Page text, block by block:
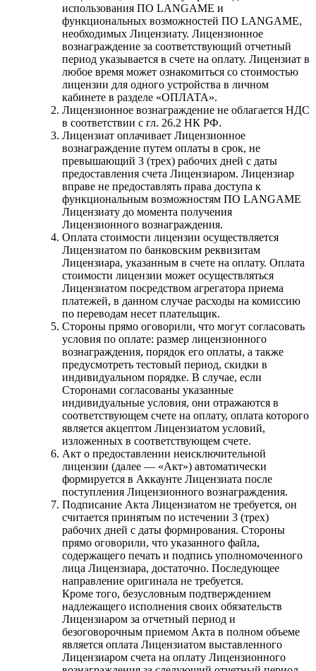
использования ПО LANGAME и
функциональных возможностей ПО LANGAME,
необходимых Лицензиату. Лицензионное
вознаграждение за соответствующий отчетный
период указывается в счете на оплату. Лицензиат в
любое время может ознакомиться со стоимостью
лицензии для одного устройства в личном
кабинете в разделе «ОПЛАТА».
Лицензионное вознаграждение не облагается НДС
в соответствии с гл. 26.2 НК РФ.
Лицензиат оплачивает Лицензионное
вознаграждение путем оплаты в срок, не
превышающий 3 (трех) рабочих дней с даты
предоставления счета Лицензиаром. Лицензиар
вправе не предоставлять права доступа к
функциональным возможностям ПО LANGAME
Лицензиату до момента получения
Лицензионного вознаграждения.
Оплата стоимости лицензии осуществляется
Лицензиатом по банковским реквизитам
Лицензиара, указанным в счете на оплату. Оплата
стоимости лицензии может осуществляться
Лицензиатом посредством агрегатора приема
платежей, в данном случае расходы на комиссию
по переводам несет плательщик.
Стороны прямо оговорили, что могут согласовать
условия по оплате: размер лицензионного
вознаграждения, порядок его оплаты, а также
предусмотреть тестовый период, скидки в
индивидуальном порядке. В случае, если
Сторонами согласованы указанные
индивидуальные условия, они отражаются в
соответствующем счете на оплату, оплата которого
является акцептом Лицензиатом условий,
изложенных в соответствующем счете.
Акт о предоставлении неисключительной
лицензии (далее — «Акт») автоматически
формируется в Аккаунте Лицензиата после
поступления Лицензионного вознаграждения.
Подписание Акта Лицензиатом не требуется, он
считается принятым по истечении 3 (трех)
рабочих дней с даты формирования. Стороны
прямо оговорили, что указанного файла,
содержащего печать и подпись уполномоченного
лица Лицензиара, достаточно. Последующее
направление оригинала не требуется.
Кроме того, безусловным подтверждением
надлежащего исполнения своих обязательств
Лицензиаром за отчетный период и
безоговорочным приемом Акта в полном объеме
является оплата Лицензиатом выставленного
Лицензиаром счета на оплату Лицензионного